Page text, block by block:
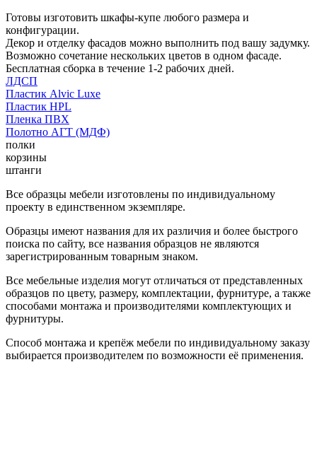
Готовы изготовить шкафы-купе любого размера и
конфигурации.
Декор и отделку фасадов можно выполнить под вашу задумку.
Возможно сочетание нескольких цветов в одном фасаде.
Бесплатная сборка в течение 1-2 рабочих дней.
ЛДСП
Пластик Alvic Luxe
Пластик HPL
Пленка ПВХ
Полотно АГТ (МДФ)
полки
корзины
штанги
Все образцы мебели изготовлены по индивидуальному
проекту в единственном экземпляре.
Образцы имеют названия для их различия и более быстрого
поиска по сайту, все названия образцов не являются
зарегистрированным товарным знаком.
Все мебельные изделия могут отличаться от представленных
образцов по цвету, размеру, комплектации, фурнитуре, а также
способами монтажа и производителями комплектующих и
фурнитуры.
Способ монтажа и крепёж мебели по индивидуальному заказу
выбирается производителем по возможности её применения.